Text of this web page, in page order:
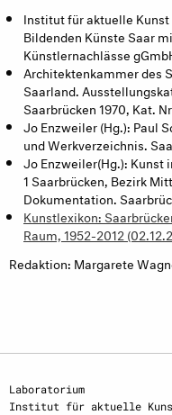
Institut für aktuelle
Bildenden Künste Saar
Künstlernachlässe
Architektenkammer des
Saarland.
Saarbrücken 1970, Kat.
Jo Enzweiler (Hg.): Paul
und Werkverzeichnis.
Jo Enzweiler(Hg.): Kunst
1 Saarbrücken, Bezirk
Dokumentation.
Kunstlexikon:
Raum, 1952-2012
Redaktion: Margarete
Laboratorium
Institut für aktuelle Kunst